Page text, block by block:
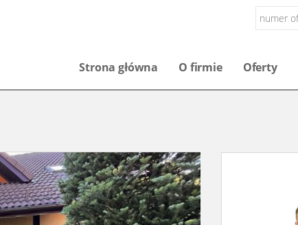
Strona główna O firmie Oferty